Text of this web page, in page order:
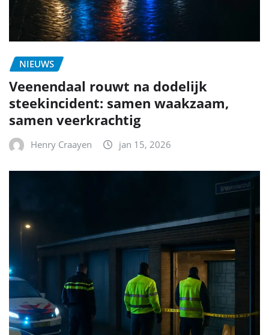
NIEUWS
Veenendaal rouwt na dodelijk
steekincident: samen waakzaam,
samen veerkrachtig
Henry Craayen jan 15, 2026